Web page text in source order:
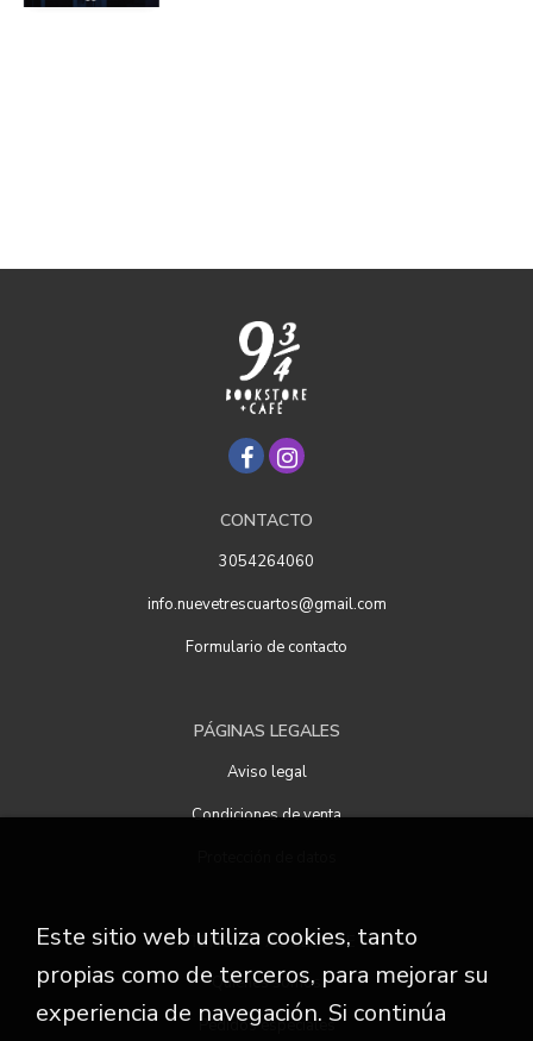
CONTACTO
3054264060
info.nuevetrescuartos@gmail.com
Formulario de contacto
PÁGINAS LEGALES
Aviso legal
Condiciones de venta
ATENCIÓN AL CLIENTE
Quiénes somos
Pedidos especiales
Este sitio web utiliza cookies, tanto
propias como de terceros, para mejorar su
experiencia de navegación. Si continúa